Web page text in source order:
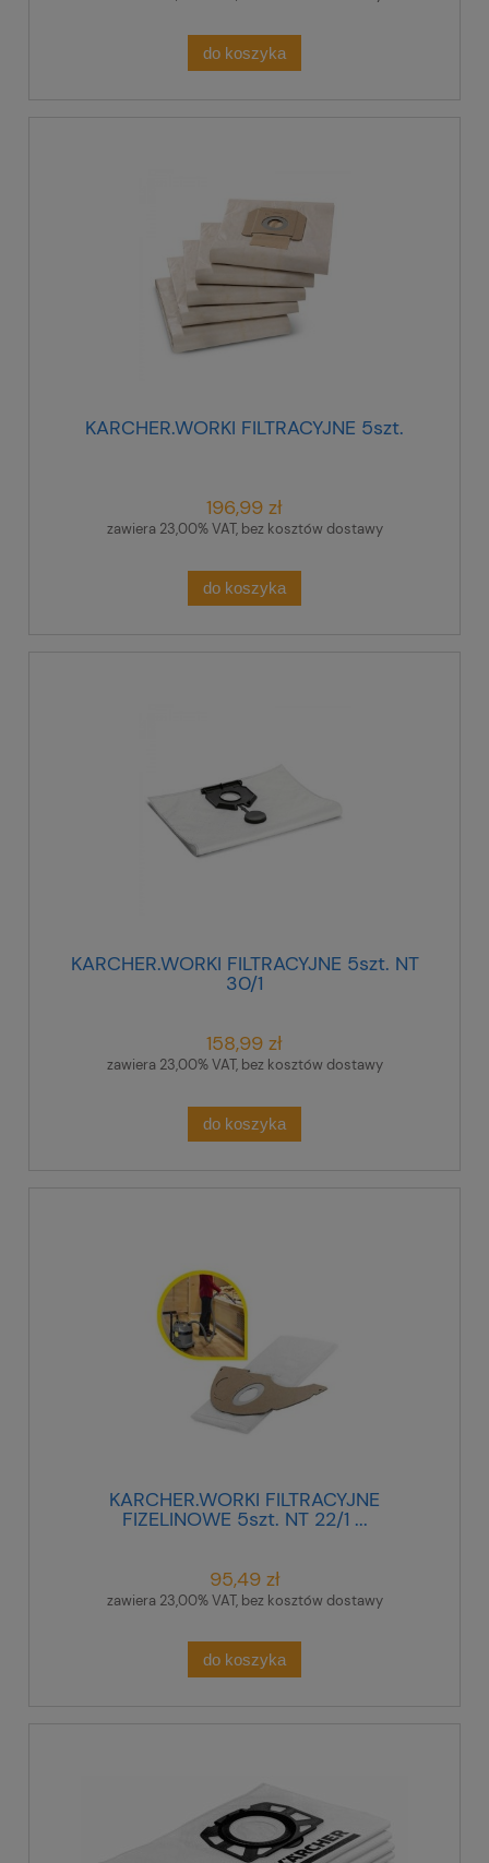
do koszyka
KARCHER.WORKI FILTRACYJNE 5szt.
196,99 zł
zawiera 23,00% VAT, bez kosztów dostawy
do koszyka
KARCHER.WORKI FILTRACYJNE 5szt. NT
30/1
158,99 zł
zawiera 23,00% VAT, bez kosztów dostawy
do koszyka
KARCHER.WORKI FILTRACYJNE
FIZELINOWE 5szt. NT 22/1 ...
95,49 zł
zawiera 23,00% VAT, bez kosztów dostawy
do koszyka